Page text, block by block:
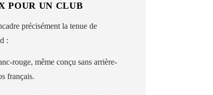
POUR UN CLUB
précisément la tenue de
:
rouge, même conçu sans arrière-
français.